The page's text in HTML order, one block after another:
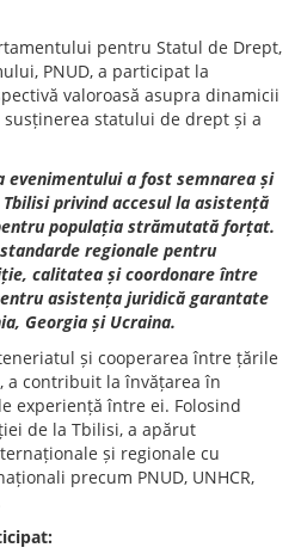
pentru Statul de Drept,
PNUD, a participat la
valoroasă asupra dinamicii
statului de drept și a
evenimentului a fost semnarea și
privind accesul la asistență
populația strămutată forțat.
regionale pentru
calitatea și coordonare între
asistența juridică garantate
Georgia și Ucraina.
și cooperarea între țările
a contribuit la învățarea în
experiență între ei. Folosind
de la Tbilisi, a apărut
și regionale cu
precum PNUD, UNHCR,